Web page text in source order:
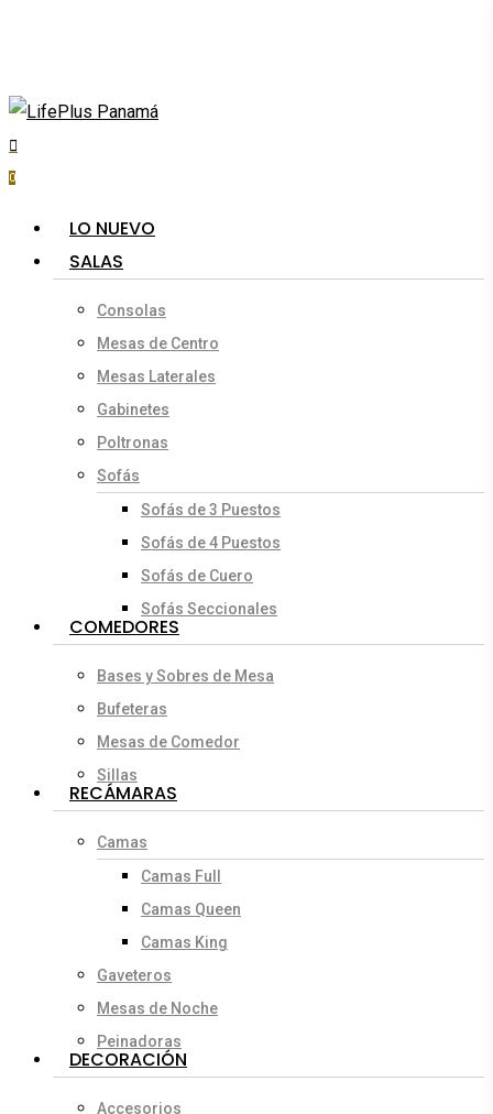
content
search
account
0
LO NUEVO
SALAS
Consolas
Mesas de Centro
Mesas Laterales
Gabinetes
Poltronas
Sofás
Sofás de 3 Puestos
Sofás de 4 Puestos
Sofás de Cuero
Sofás Seccionales
COMEDORES
Bases y Sobres de Mesa
Bufeteras
Mesas de Comedor
Sillas
RECÁMARAS
Camas
Camas Full
Camas Queen
Camas King
Gaveteros
Mesas de Noche
Peinadoras
DECORACIÓN
Accesorios